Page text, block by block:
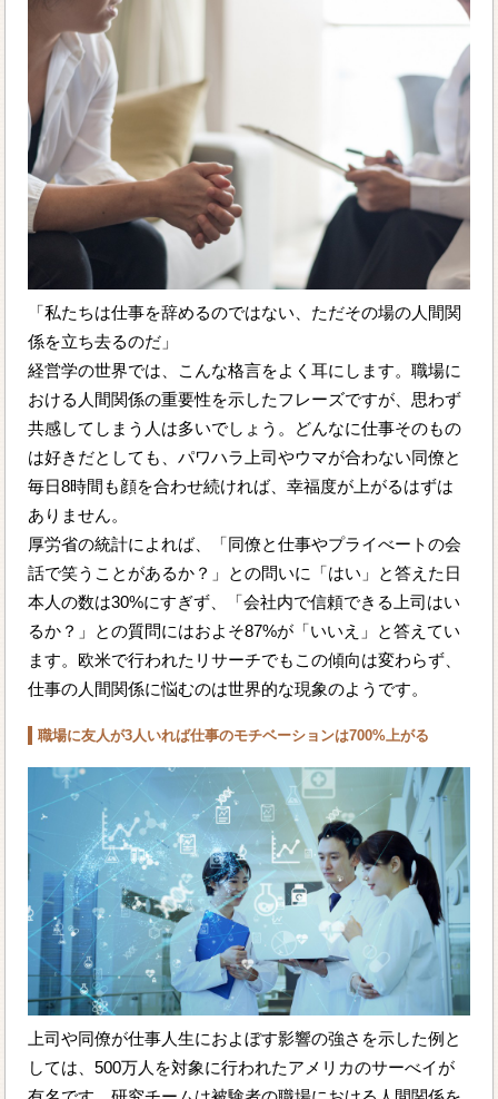
「私たちは仕事を辞めるのではない、ただその場の人間関
係を立ち去るのだ」
経営学の世界では、こんな格言をよく耳にします。職場に
おける人間関係の重要性を示したフレーズですが、思わず
共感してしまう人は多いでしょう。どんなに仕事そのもの
は好きだとしても、パワハラ上司やウマが合わない同僚と
毎日8時間も顔を合わせ続ければ、幸福度が上がるはずは
ありません。
厚労省の統計によれば、「同僚と仕事やプライべートの会
話で笑うことがあるか？」との問いに「はい」と答えた日
本人の数は30%にすぎず、「会社内で信頼できる上司はい
るか？」との質問にはおよそ87%が「いいえ」と答えてい
ます。欧米で行われたリサーチでもこの傾向は変わらず、
仕事の人間関係に悩むのは世界的な現象のようです。
職場に友人が3人いれば仕事のモチベーションは700%上がる
上司や同僚が仕事人生におよぼす影響の強さを示した例と
しては、500万人を対象に行われたアメリカのサーべイが